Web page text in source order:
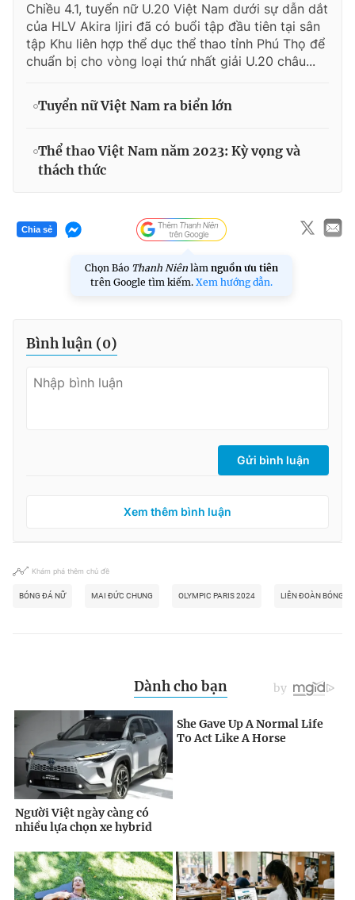
Chiều 4.1, tuyển nữ U.20 Việt Nam dưới sự dẫn dắt
của HLV Akira Ijiri đã có buổi tập đầu tiên tại sân
tập Khu liên hợp thể dục thể thao tỉnh Phú Thọ để
chuẩn bị cho vòng loại thứ nhất giải U.20 châu...
Tuyển nữ Việt Nam ra biển lớn
Thể thao Việt Nam năm 2023: Kỳ vọng và
thách thức
Chia sẻ
Chọn Báo Thanh Niên làm nguồn ưu tiên
trên Google tìm kiếm. Xem hướng dẫn.
Bình luận (0)
Gửi bình luận
Xem thêm bình luận
Khám phá thêm chủ đề
BÓNG ĐÁ NỮ MAI ĐỨC CHUNG OLYMPIC PARIS 2024 LIÊN ĐOÀN BÓNG